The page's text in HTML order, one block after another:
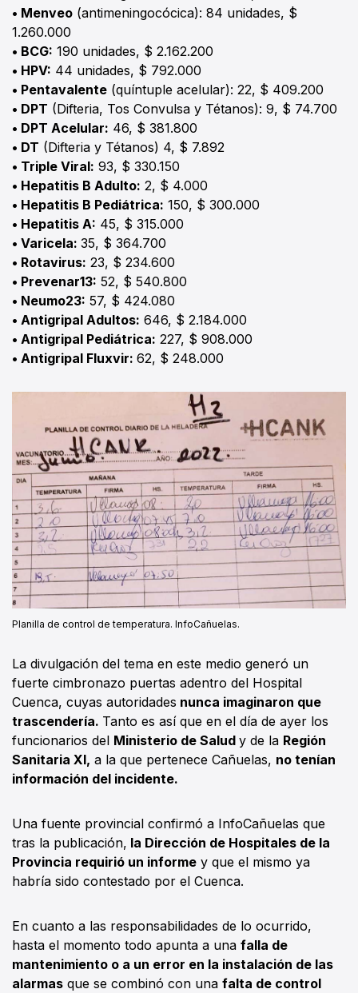
• Menveo (antimeningocócica): 84 unidades, $
1.260.000
• BCG: 190 unidades, $ 2.162.200
• HPV: 44 unidades, $ 792.000
• Pentavalente (quíntuple acelular): 22, $ 409.200
• DPT (Difteria, Tos Convulsa y Tétanos): 9, $ 74.700
• DPT Acelular: 46, $ 381.800
• DT (Difteria y Tétanos) 4, $ 7.892
• Triple Viral: 93, $ 330.150
• Hepatitis B Adulto: 2, $ 4.000
• Hepatitis B Pediátrica: 150, $ 300.000
• Hepatitis A: 45, $ 315.000
• Varicela: 35, $ 364.700
• Rotavirus: 23, $ 234.600
• Prevenar13: 52, $ 540.800
• Neumo23: 57, $ 424.080
• Antigripal Adultos: 646, $ 2.184.000
• Antigripal Pediátrica: 227, $ 908.000
• Antigripal Fluxvir: 62, $ 248.000
Planilla de control de temperatura. InfoCañuelas.
La divulgación del tema en este medio generó un
fuerte cimbronazo puertas adentro del Hospital
Cuenca, cuyas autoridades nunca imaginaron que
trascendería. Tanto es así que en el día de ayer los
funcionarios del Ministerio de Salud y de la Región
Sanitaria XI, a la que pertenece Cañuelas, no tenían
información del incidente.
Una fuente provincial confirmó a InfoCañuelas que
tras la publicación, la Dirección de Hospitales de la
Provincia requirió un informe y que el mismo ya
habría sido contestado por el Cuenca.
En cuanto a las responsabilidades de lo ocurrido,
hasta el momento todo apunta a una falla de
mantenimiento o a un error en la instalación de las
alarmas que se combinó con una falta de control